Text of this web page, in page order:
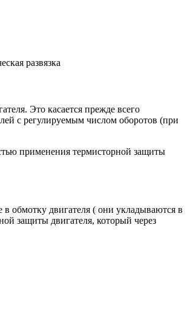
развязка
Это касается прежде всего
с регулируемым числом оборотов (при
применения термисторной защиты
обмотку двигателя ( они укладываются в
защиты двигателя, который через